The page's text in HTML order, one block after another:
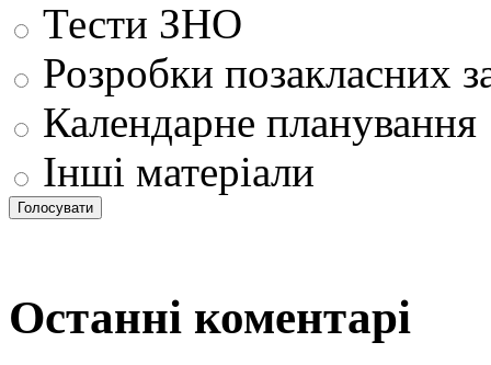
Тести ЗНО
Розробки позакласних
Календарне планування
Інші матеріали
Останні коментарі